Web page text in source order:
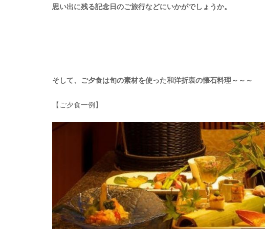
思い出に残る記念日のご旅行などにいかがでしょうか。
そして、ご夕食は旬の素材を使った和洋折衷の懐石料理～～～
【ご夕食一例】